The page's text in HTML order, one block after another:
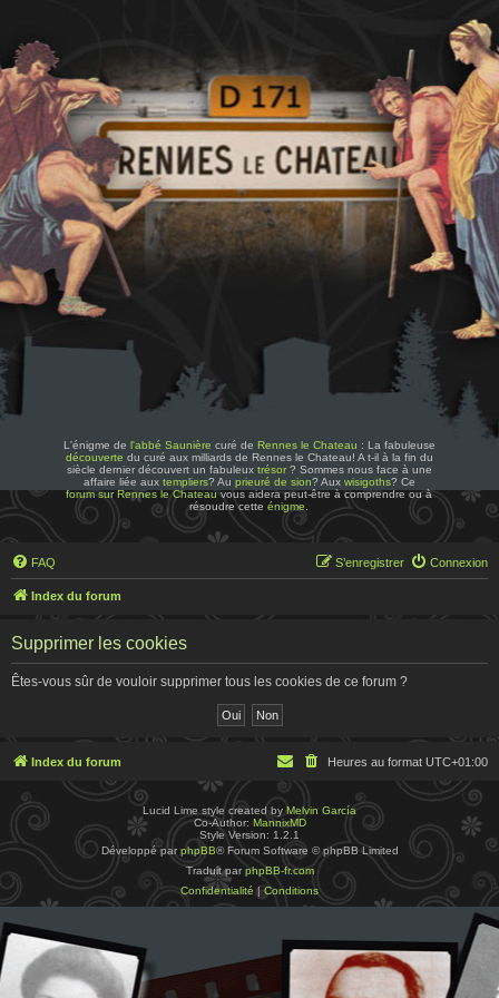
L'énigme de l'abbé Saunière curé de Rennes le Chateau : La fabuleuse
découverte du curé aux milliards de Rennes le Chateau! A t-il à la fin du
siècle dernier découvert un fabuleux trésor? Sommes nous face à une
affaire liée aux templiers? Au prieuré de sion? Aux wisigoths? Ce
forum sur Rennes le Chateauvous aidera peut-être à comprendre ou à
résoudre cetteénigme
FAQ Connexion
S’enregistrer
Index du forum
Supprimer les cookies
Êtes-vous sûr de vouloir supprimer tous les cookies de ce forum ?
Index du forum Heures au format UTC+01:00
Lucid Lime style created byMelvin García
Co-Author: MannixMD
Style Version: 1.2.1
Développé par phpBB® Forum Software © phpBB Limited
Traduit par phpBB-fr.com
Confidentialité | Conditions